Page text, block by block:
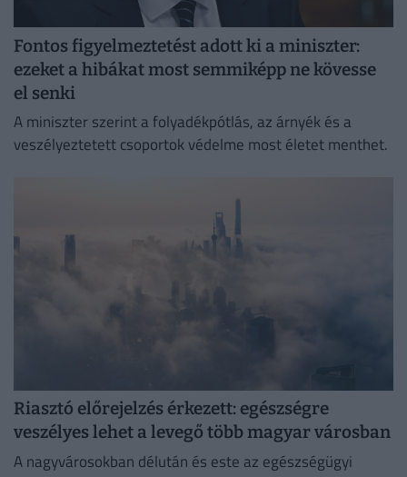
Fontos figyelmeztetést adott ki a miniszter:
ezeket a hibákat most semmiképp ne kövesse
el senki
A miniszter szerint a folyadékpótlás, az árnyék és a
veszélyeztetett csoportok védelme most életet menthet.
Riasztó előrejelzés érkezett: egészségre
veszélyes lehet a levegő több magyar városban
A nagyvárosokban délután és este az egészségügyi